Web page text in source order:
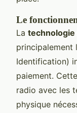
Le
La technologie
principalement
Identification)
paiement.
radio avec les
physique